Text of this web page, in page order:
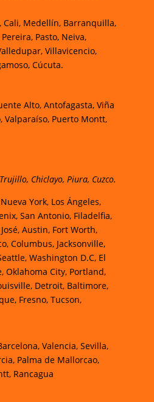
,Cali, Medellín, Barranquilla,
Pasto, Neiva,
Villavicencio,
Cúcuta.
Alto, Antofagasta, Viña
Valparaíso, Puerto Montt,
Trujillo, Chiclayo, Piura, Cuzco.
York, Los Ángeles,
San Antonio, Filadelfia,
Austin, Fort Worth,
Columbus, Jacksonville,
Washington D.C, El
Oklahoma City, Portland,
Detroit, Baltimore,
Fresno, Tucson,
Valencia, Sevilla,
Palma de Mallorcao,
Rancagua